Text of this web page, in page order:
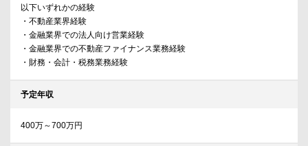
以下いずれかの経験
・不動産業界経験
・金融業界での法人向け営業経験
・金融業界での不動産ファイナンス業務経験
・財務・会計・税務業務経験
予定年収
400万～700万円